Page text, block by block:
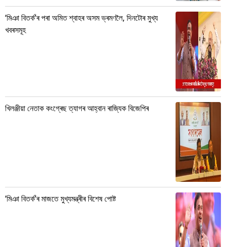
‘মিঞা বিতৰ্ক’ৰ পৰা অমিত শ্বাহৰ অসম ভ্ৰমণলৈ, দিনটোৰ মুখ্য
খবৰসমূহ
খিলঞ্জীয়া নেতাক কংগ্ৰেছ ত্যাগৰ আহ্বান ৰাজ্যিক বিজেপিৰ
‘মিঞা বিতৰ্ক’ৰ মাজতে মুখ্যমন্ত্ৰীৰ বিশেষ পোষ্ট